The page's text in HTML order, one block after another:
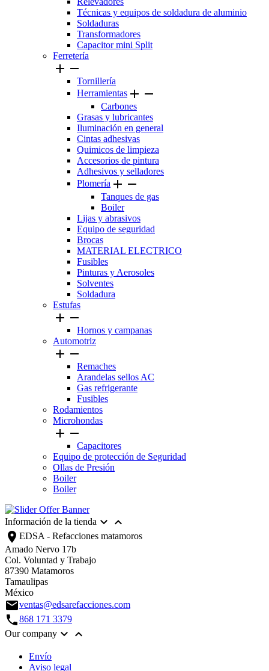
Técnicas y equipos de soldadura de aluminio
Soldaduras
Transformadores
Capacitor mini Split
Ferretería
 
Tornillería
Herramientas  
Carbones
Grasas y lubricantes
Iluminación en general
Cintas adhesivas
Quimicos de limpieza
Accesorios de pintura
Adhesivos y selladores
Plomería  
Tanques de gas
Boiler
Lijas y abrasivos
Equipo de seguridad
Brocas
MATERIAL ELECTRICO
Fusibles
Pinturas y Aerosoles
Solventes
Soldadura
Estufas
 
Hornos y campanas
Automotriz
 
Remaches
Arandelas sellos AC
Gas refrigerante
Fusibles
Rodamientos
Microhondas
 
Capacitores
Equipo de protección de Seguridad
Ollas de Presión
Boiler
Boiler
Información de la tienda  
location_on EDSA - Refacciones matamoros
Amado Nervo 17b
Col. Voluntad y Trabajo
87390 Matamoros
Tamaulipas
México
emailventas@edsarefacciones.com
call868 171 3379
Our company  
Envío
Aviso legal